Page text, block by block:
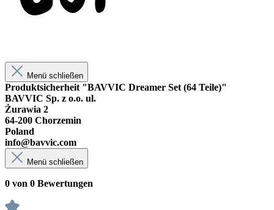
Menü schließen
Produktsicherheit "BAVVIC Dreamer Set (64 Teile)"
BAVVIC Sp. z o.o. ul.
Żurawia 2
64-200 Chorzemin
Poland
info@bavvic.com
Menü schließen
0 von 0 Bewertungen